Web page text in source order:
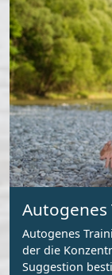
Autogenes
Autogenes
der die
Suggestion